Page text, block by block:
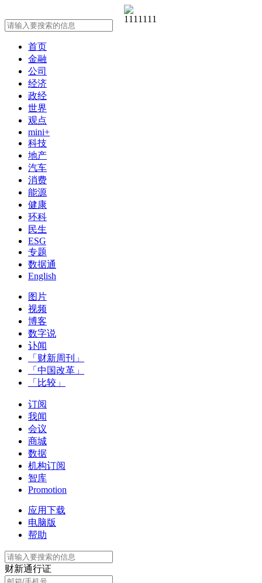
首页
金融
公司
经济
政经
世界
观点
mini+
科技
地产
汽车
消费
能源
健康
环科
民生
ESG
专题
数据通
English
图片
视频
博客
数字说
讣闻
「财新周刊」
「中国改革」
「比较」
订阅
我闻
会议
商城
数据
机构订阅
智库
Promotion
应用下载
电脑版
帮助
财新通行证